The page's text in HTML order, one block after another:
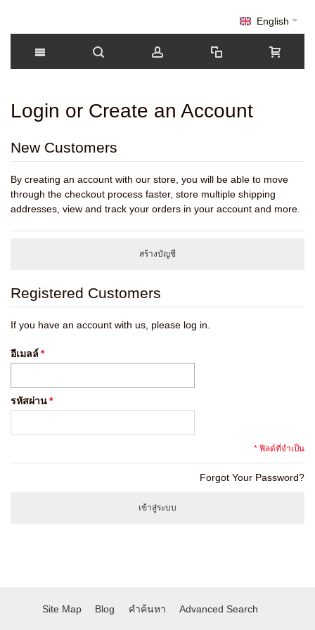
English
Login or Create an Account
New Customers
By creating an account with our store, you will be able to move
through the checkout process faster, store multiple shipping
addresses, view and track your orders in your account and more.
สร้างบัญชี
Registered Customers
If you have an account with us, please log in.
*
อีเมลล์
*
รหัสผ่าน
* ฟิลด์ที่จำเป็น
Forgot Your Password?
เข้าสู่ระบบ
Site Map Blog คำค้นหา Advanced Search